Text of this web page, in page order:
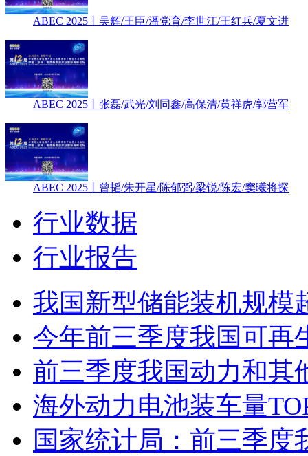
ABEC 2025丨吴辉/王臣/潘党育/李世江/王红兵/夏文进
ABEC 2025丨张磊/武光/刘同鑫/高保清/黄祥虎/郭营军
ABEC 2025丨曾韬/朱开星/陈郁弼/梁锐/陈宏/窦曦将探
行业数据
行业报告
我国新型储能装机规模
今年前三季度我国可再
前三季度我国动力和其
海外动力电池装车量
国家统计局：前三季